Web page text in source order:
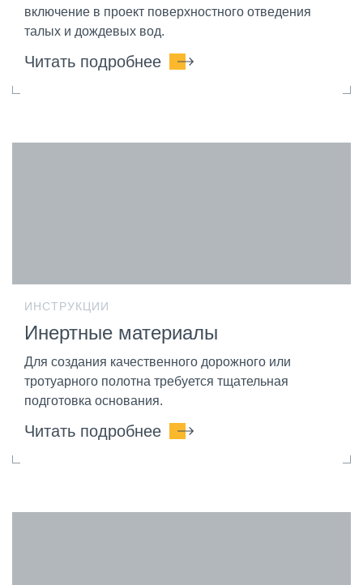
включение в проект поверхностного отведения
талых и дождевых вод.
Читать подробнее
ИНСТРУКЦИИ
Инертные материалы
Для создания качественного дорожного или
тротуарного полотна требуется тщательная
подготовка основания.
Читать подробнее